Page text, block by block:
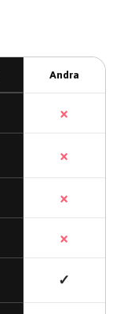
Andra
×
×
×
×
✓